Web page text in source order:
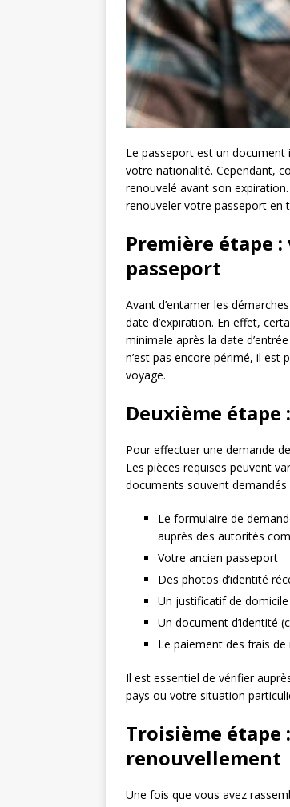
Le passeport est un document
votre nationalité. Cependant,
renouvelé avant son
renouveler votre passeport en
Première étape
passeport
Avant d’entamer les
date d’expiration. En effet,
minimale après la date
n’est pas encore périmé, il
voyage.
Deuxième étape
Pour effectuer une demande
Les pièces requises peuvent
documents souvent demandés
Le formulaire de
auprès des autorités
Votre ancien passeport
Des photos d’identité
Un justificatif de domicile
Un document d’identité
Le paiement des frais
Il est essentiel de vérifier
pays ou votre situation
Troisième étape
renouvellement
Une fois que vous avez